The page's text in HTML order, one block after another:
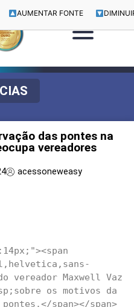
AUMENTAR FONTE
das pontes na
vereadores
acessoneweasy
vereador Maxwell Vaz
os motivos da